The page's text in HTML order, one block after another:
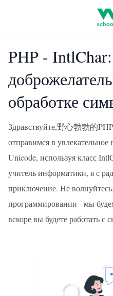
PHP -
обработке
Здравствуйте,野心勃勃的
отправимся в
Unicode, используя класс
учитель информатики, я с
приключение. Не
программировании - мы
вскоре вы будете работать